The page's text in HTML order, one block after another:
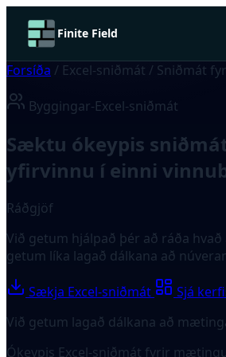
Finite Field
Forsíða / Excel-sniðmát / Sniðmát
Byggingar-Excel-sniðmát
Sæktu ókeypis
yfirvinnu í einni
Ráðgjöf
Við getum hjálpað þér að ráða
getum líka lagað dálkana að
Sækja Excel-sniðmát Sjá
Við getum lagað dálkana að
Ókeypis Excel-sniðmát fyrir